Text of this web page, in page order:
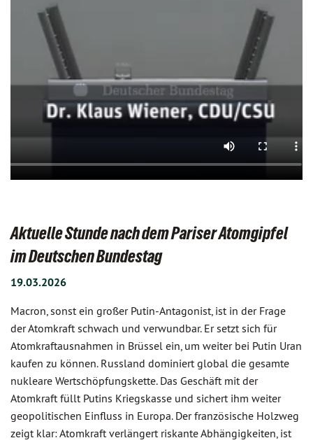
Aktuelle Stunde nach dem Pariser Atomgipfel
im Deutschen Bundestag
19.03.2026
Macron, sonst ein großer Putin-Antagonist, ist in der Frage
der Atomkraft schwach und verwundbar. Er setzt sich für
Atomkraftausnahmen in Brüssel ein, um weiter bei Putin Uran
kaufen zu können. Russland dominiert global die gesamte
nukleare Wertschöpfungskette. Das Geschäft mit der
Atomkraft füllt Putins Kriegskasse und sichert ihm weiter
geopolitischen Einfluss in Europa. Der französische Holzweg
zeigt klar: Atomkraft verlängert riskante Abhängigkeiten, ist